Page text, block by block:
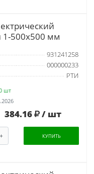
500х500 мм
931241258
000000233
РТИ
шт
384.16 / шт
+ КУПИТЬ